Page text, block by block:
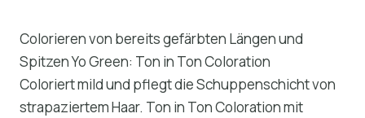
Colorieren von bereits gefärbten Längen und
Spitzen Yo Green: Ton in Ton Coloration
Coloriert mild und pflegt die Schuppenschicht von
strapaziertem Haar. Ton in Ton Coloration mit